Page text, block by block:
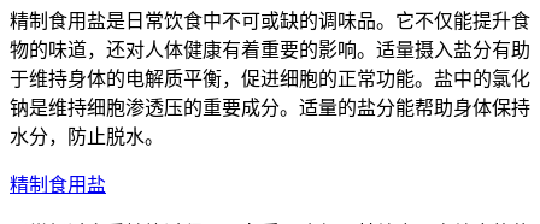
精制食用盐是日常饮食中不可或缺的调味品。它不仅能提升食
物的味道，还对人体健康有着重要的影响。适量摄入盐分有助
于维持身体的电解质平衡，促进细胞的正常功能。盐中的氯化
钠是维持细胞渗透压的重要成分。适量的盐分能帮助身体保持
水分，防止脱水。
精制食用盐